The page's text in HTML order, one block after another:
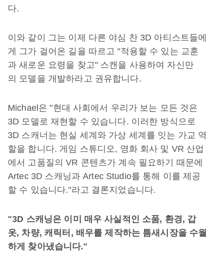
다.
이와 같이 그는 이제 다른 야심 찬 3D 아티스트들에
게 그가 걸어온 길을 따르고 "적용할 수 있는 교훈
과 새로운 요령을 찾고" 스캔을 사용하여 자신만
의 모델을 개발하라고 권유합니다.
Michael은 "현대 사회에서 우리가 보는 모든 것은
3D 모델로 재현할 수 있습니다. 이러한 방식으로
3D 스캐너는 현실 세계와 가상 세계를 잇는 가교 역
할을 합니다. 게임 스튜디오, 영화 회사 및 VR 산업
에서 고품질의 VR 콘텐츠가 계속 필요하기 때문에
Artec 3D 스캐닝과 Artec Studio를 통해 이를 제공
할 수 있습니다."라고 결론지었습니다.
"3D 스캐닝은 이미 매우 사실적인 소품, 환경, 갑
옷, 차량, 캐릭터, 배우를 제작하는 틈새시장을 수월
하게 찾아냈습니다."